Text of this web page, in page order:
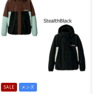
SALE メンズ